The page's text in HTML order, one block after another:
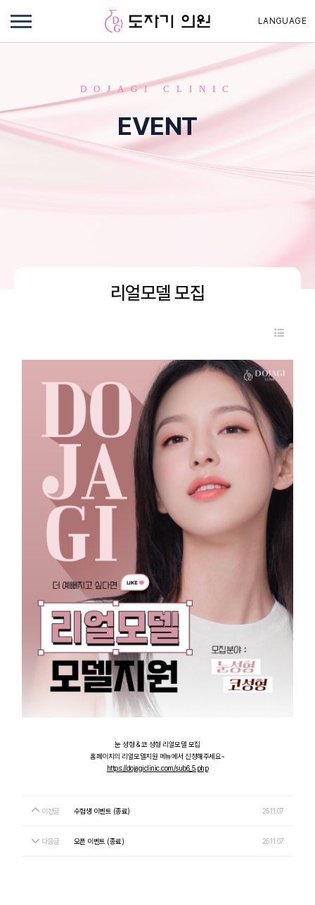
LANGUAGE
DOJAGI CLINIC
EVENT
리얼모델 모집
눈 성형 & 코 성형 리얼모델 모집
홈페이지의 리얼모델지원 메뉴에서 신청해주세요~
https://dojagiclinic.com/sub6_5.php
이전글 수험생 이벤트 (종료) 25.11.07
다음글 오픈 이벤트 (종료) 25.11.07